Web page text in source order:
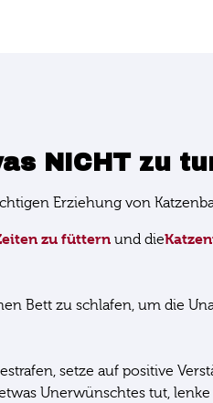
NICHT zu
Erziehung von
zu füttern und die
Bett zu schlafen, um die
setze auf positive
Unerwünschtes tut,